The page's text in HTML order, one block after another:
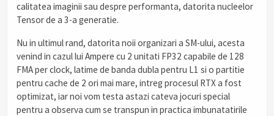
calitatea imaginii sau despre performanta, datorita nucleelor
Tensor de a 3-a generatie.
Nu in ultimul rand, datorita noii organizari a SM-ului, acesta
venind in cazul lui Ampere cu 2 unitati FP32 capabile de 128
FMA per clock, latime de banda dubla pentru L1 si o partitie
pentru cache de 2 ori mai mare, intreg procesul RTX a fost
optimizat, iar noi vom testa astazi cateva jocuri special
pentru a observa cum se transpun in practica imbunatatirile